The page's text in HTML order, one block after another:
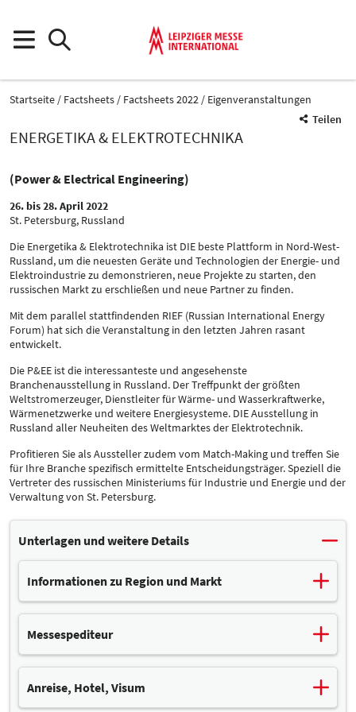
Startseite Factsheets Factsheets 2022
Eigenveranstaltungen
Teilen
ENERGETIKA & ELEKTROTECHNIKA
(Power & Electrical Engineering)
26. bis 28. April 2022
St. Petersburg, Russland
Die Energetika & Elektrotechnika ist DIE beste Plattform in Nord-West-
Russland, um die neuesten Geräte und Technologien der Energie- und
Elektroindustrie zu demonstrieren, neue Projekte zu starten, den
russischen Markt zu erschließen und neue Partner zu finden.
Mit dem parallel stattfindenden RIEF (Russian International Energy
Forum) hat sich die Veranstaltung in den letzten Jahren rasant
entwickelt.
Die P&EE ist die interessanteste und angesehenste
Branchenausstellung in Russland. Der Treffpunkt der größten
Weltstromerzeuger, Dienstleiter für Wärme- und Wasserkraftwerke,
Wärmenetzwerke und weitere Energiesysteme. DIE Ausstellung in
Russland aller Neuheiten des Weltmarktes der Elektrotechnik.
Profitieren Sie als Aussteller zudem vom Match-Making und treffen Sie
für Ihre Branche spezifisch ermittelte Entscheidungsträger. Speziell die
Vertreter des russischen Ministeriums für Industrie und Energie und der
Verwaltung von St. Petersburg.
Unterlagen und weitere Details
Informationen zu Region und Markt
Der primäre Energiebedarf wird in Russland nach wie vor über
Erdgas (55 Prozent) und Öl (19 Prozent) abgedeckt. Zusätzlich
wird die Hälfte der Staatseinnahmen aus dem Export von Gas,
Öl und Kohle generiert, was diesem Sektor eine sehr große
Bedeutung beimisst.
Der Sektor der erneuerbaren Energien gewinnt aber
Messespediteur
PANALPINA Welttransport GmbH
Nagelsweg 37
20097 Hamburg
Anreise, Hotel, Visum